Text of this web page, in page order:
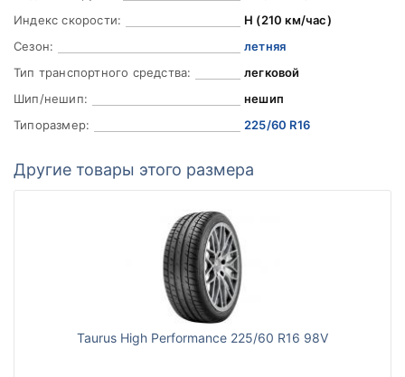
Индекс скорости:
H (210 км/час)
Сезон:
летняя
Тип транспортного средства:
легковой
Шип/нешип:
нешип
Типоразмер:
225/60 R16
Другие товары этого размера
Taurus High Performance 225/60 R16 98V